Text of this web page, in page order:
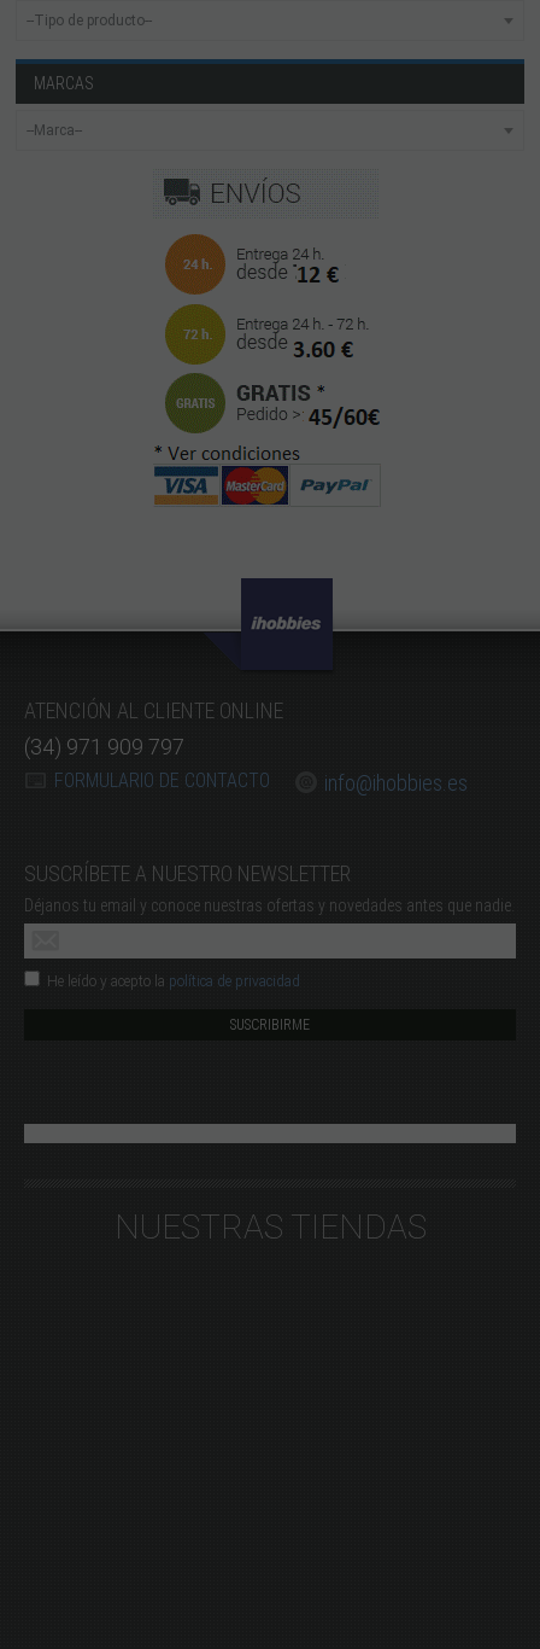
MARCAS
ATENCIÓN AL CLIENTE ONLINE
(34) 971 909 797
FORMULARIO DE CONTACTO info@ihobbies.es
SUSCRÍBETE A NUESTRO NEWSLETTER
Déjanos tu email y conoce nuestras ofertas y novedades antes que nadie.
He leído y acepto la política de privacidad
NUESTRAS TIENDAS